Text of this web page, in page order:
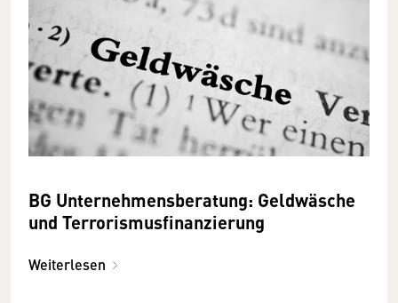
BG Unternehmensberatung: Geldwäsche
und Terrorismusfinanzierung
Weiterlesen